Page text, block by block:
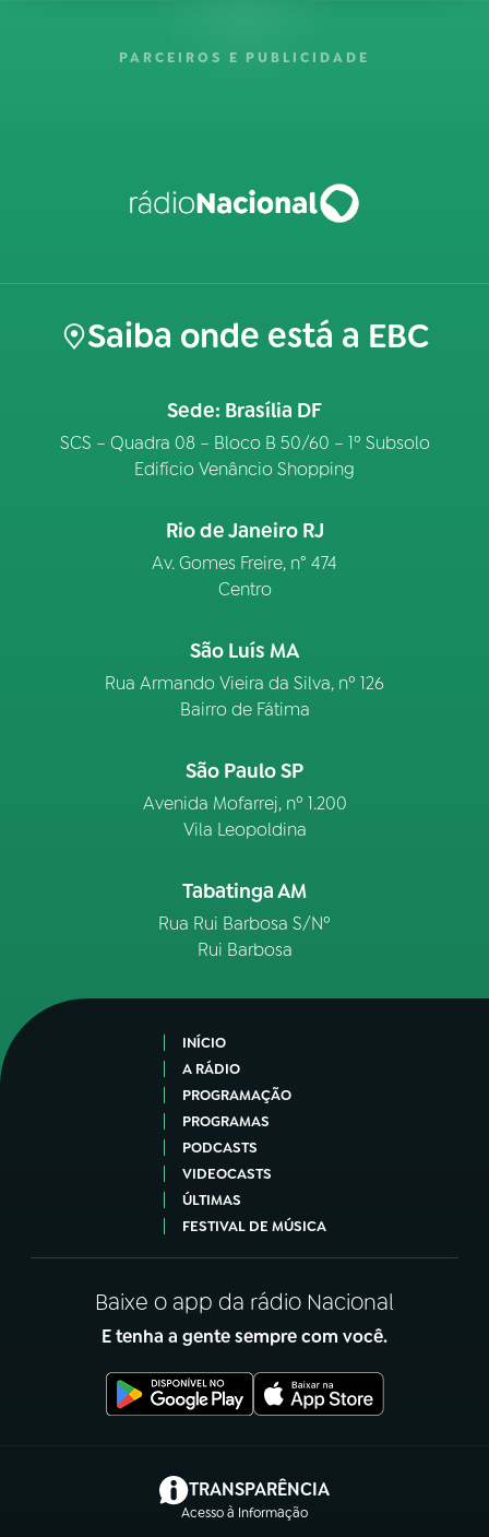
PARCEIROS E PUBLICIDADE
Saiba onde está a EBC
Sede: Brasília DF
SCS – Quadra 08 – Bloco B 50/60 – 1º Subsolo
Edifício Venâncio Shopping
Rio de Janeiro RJ
Av. Gomes Freire, n° 474
Centro
São Luís MA
Rua Armando Vieira da Silva, nº 126
Bairro de Fátima
São Paulo SP
Avenida Mofarrej, nº 1.200
Vila Leopoldina
Tabatinga AM
Rua Rui Barbosa S/Nº
Rui Barbosa
INÍCIO
A RÁDIO
PROGRAMAÇÃO
PROGRAMAS
PODCASTS
VIDEOCASTS
ÚLTIMAS
FESTIVAL DE MÚSICA
Baixe o app da rádio Nacional
E tenha a gente sempre com você.
TRANSPARÊNCIA
Acesso à Informação
(abre em nova aba)